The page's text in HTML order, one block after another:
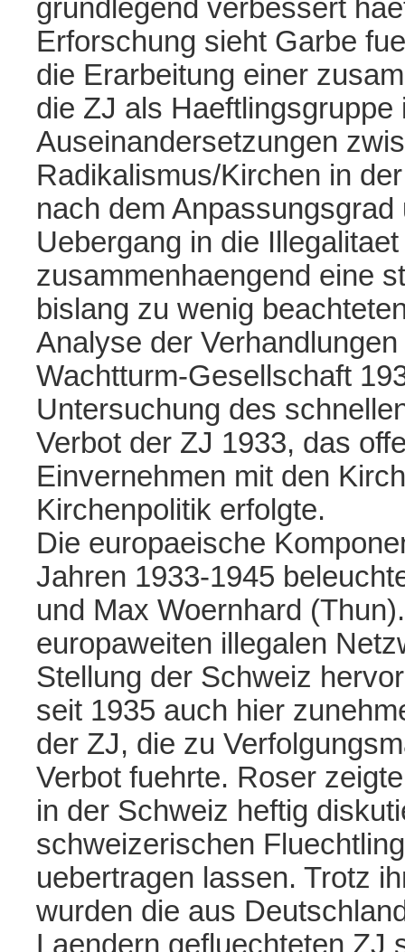
grundlegend verbessert
Erforschung sieht Garbe
die Erarbeitung einer
die ZJ als Haeftlingsgruppe
Auseinandersetzungen
Radikalismus/Kirchen in
nach dem
Uebergang in die
zusammenhaengend eine
bislang zu wenig
Analyse der
Wachtturm-Gesellschaft
Untersuchung des
Verbot der ZJ 1933, das
Einvernehmen mit den
Kirchenpolitik erfolgte.
Die europaeische
Jahren 1933-1945
und Max Woernhard
europaweiten illegalen
Stellung der Schweiz
seit 1935 auch hier
der ZJ, die zu
Verbot fuehrte. Roser
in der Schweiz heftig
schweizerischen
uebertragen lassen. Trotz
wurden die aus
Laendern gefluechteten ZJ